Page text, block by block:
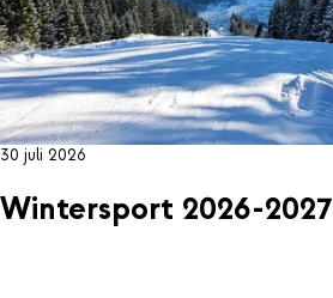
30 juli 2026
Wintersport 2026-2027